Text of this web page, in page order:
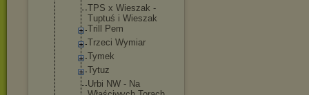
TPS x Wieszak -
Tuptuś i Wieszak
Trill Pem
Trzeci Wymiar
Tymek
Tytuz
Urbi NW - Na